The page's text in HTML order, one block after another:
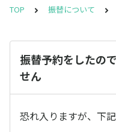
TOP 振替について
振替予約をしたの
せん
恐れ入りますが、下